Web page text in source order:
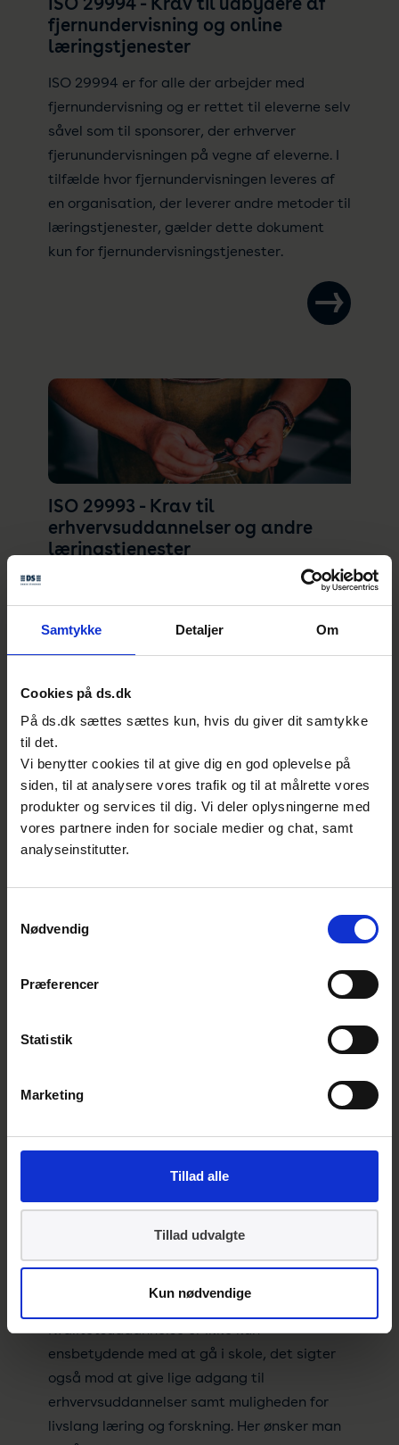
Samtykke Detaljer Om
Cookies på ds.dk
På ds.dk sættes sættes kun, hvis du giver dit samtykke
til det.
Vi benytter cookies til at give dig en god oplevelse på
siden, til at analysere vores trafik og til at målrette vores
produkter og services til dig. Vi deler oplysningerne med
vores partnere inden for sociale medier og chat, samt
analyseinstitutter.
Nødvendig
Præferencer
Statistik
Marketing
Tillad alle
Tillad udvalgte
Kun nødvendige
fjernundervisning og online
læringstjenester
ISO 29994 er for alle der arbejder med
fjernundervisning og er rettet til eleverne selv
såvel som til sponsorer, der erhverver
fjerunundervisningen på vegne af eleverne. I
tilfælde hvor fjernundervisningen leveres af
en organisation, der leverer andre metoder til
læringstjenester, gælder dette dokument
kun for fjernundervisningstjenester.
ISO 29993 - Krav til
erhvervsuddannelser og andre
læringstjenester
læringstjenester uden for formel uddannelse,
herunder alle former for livslang læring (f.eks.
Erhvervsuddannelse og erhvervsuddannelse,
omfatter alle læringstjenester, der tilbydes
af en læringstjenesteudbyder (LSP), der er
rettet til eleverne selv, samt til sponsorer, der
erhverver tjenesterne på vegne af eleverne.
Hovedtrækkene ved denne slags tjenester er,
at læringsmålene defineres, og tjenesterne
evalueres, og at de involverer interaktion
blanding af begge dele.
og kvalitetsuddannelse
Adgang til kvalitetsundervisning og
kvalitetsuddannelse er helt centralt i FN’s
verdensmål 4. Målet er at opnå en
uddannelse af høj kvalitet for alle, da
Kvalitetsuddannelse er ikke kun
ensbetydende med at gå i skole, det sigter
også mod at give lige adgang til
erhvervsuddannelser samt muligheden for
livslang læring og forskning. Her ønsker man